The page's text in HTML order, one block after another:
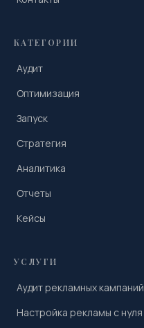
КАТЕГОРИИ
Аудит
Оптимизация
Запуск
Стратегия
Аналитика
Отчеты
Кейсы
УСЛУГИ
Аудит рекламных кампаний
Настройка рекламы с нуля